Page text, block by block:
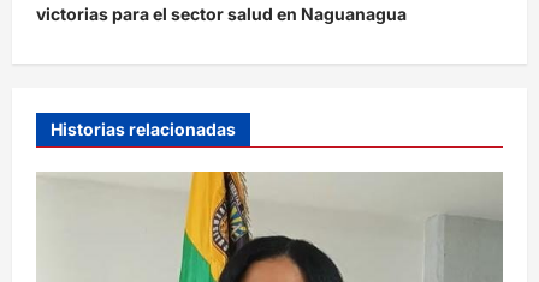
a
c
ó
n
victorias para el sector salud en Naguanagua
Historias relacionadas